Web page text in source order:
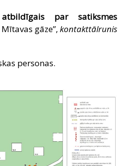
par satiksmes
Mītavas gāze”, kontakttālrunis
personas.